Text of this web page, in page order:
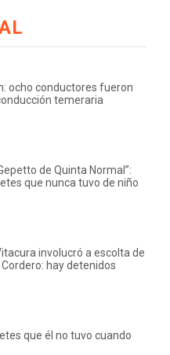
ocho conductores fueron
temeraria
de Quinta Normal”:
que nunca tuvo de niño
involucró a escolta de
hay detenidos
que él no tuvo cuando